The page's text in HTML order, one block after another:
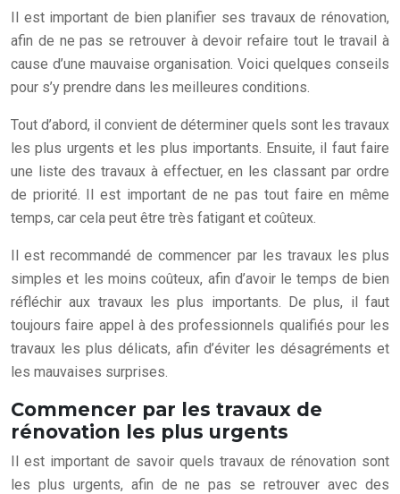
Il est important de bien planifier ses travaux de rénovation,
afin de ne pas se retrouver à devoir refaire tout le travail à
cause d’une mauvaise organisation. Voici quelques conseils
pour s’y prendre dans les meilleures conditions.
Tout d’abord, il convient de déterminer quels sont les travaux
les plus urgents et les plus importants. Ensuite, il faut faire
une liste des travaux à effectuer, en les classant par ordre
de priorité. Il est important de ne pas tout faire en même
temps, car cela peut être très fatigant et coûteux.
Il est recommandé de commencer par les travaux les plus
simples et les moins coûteux, afin d’avoir le temps de bien
réfléchir aux travaux les plus importants. De plus, il faut
toujours faire appel à des professionnels qualifiés pour les
travaux les plus délicats, afin d’éviter les désagréments et
les mauvaises surprises.
Commencer par les travaux de
rénovation les plus urgents
Il est important de savoir quels travaux de rénovation sont
les plus urgents, afin de ne pas se retrouver avec des